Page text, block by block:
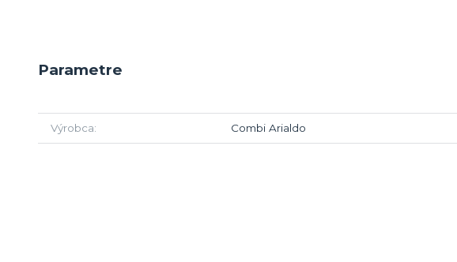
Parametre
Výrobca Combi Arialdo